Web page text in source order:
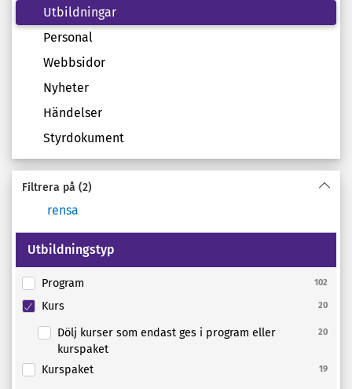
Utbildningar
Personal
Webbsidor
Nyheter
Händelser
Styrdokument
Filtrera på (2)
rensa
Utbildningstyp
Program 102
Kurs 20
Dölj kurser som endast ges i program eller
kurspaket
20
Kurspaket 19